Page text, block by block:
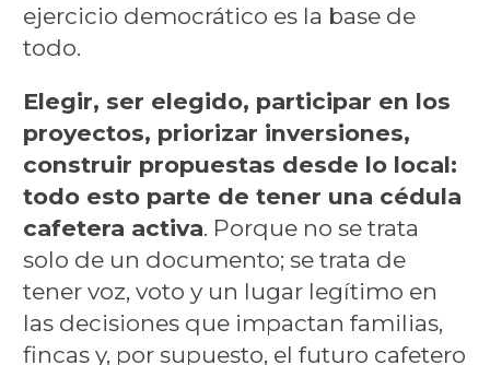
ejercicio democrático es la base de
todo.
Elegir, ser elegido, participar en los
proyectos, priorizar inversiones,
construir propuestas desde lo local:
todo esto parte de tener una cédula
cafetera activa. Porque no se trata
solo de un documento; se trata de
tener voz, voto y un lugar legítimo en
las decisiones que impactan familias,
fincas y, por supuesto, el futuro cafetero